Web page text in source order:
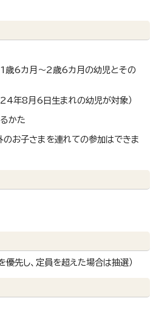
1歳6カ月～2歳6カ月の幼児とその
年8月6日生まれの幼児が対象）
かた
お子さまを連れての参加はできま
先し、定員を超えた場合は抽選）